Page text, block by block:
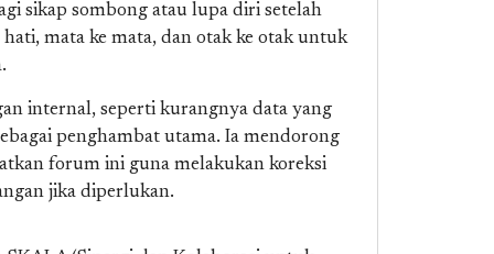
sikap sombong atau lupa diri setelah
mata ke mata, dan otak ke otak untuk
internal, seperti kurangnya data yang
penghambat utama. Ia mendorong
forum ini guna melakukan koreksi
jika diperlukan.